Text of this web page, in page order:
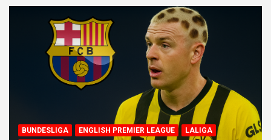
BUNDESLIGA ENGLISH PREMIER LEAGUE
LALIGA